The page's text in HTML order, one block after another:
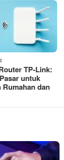
IoT
Umum